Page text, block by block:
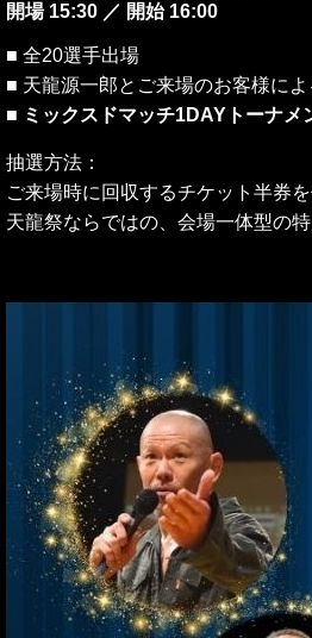
開場 15:30 ／ 開始 16:00
■ 全20選手出場
■ 天龍源一郎とご来場のお客様に
■ ミックスドマッチ1DAYトーナメ
抽選方法：
ご来場時に回収するチケット半券を
天龍祭ならではの、会場一体型の特